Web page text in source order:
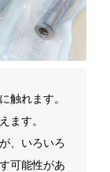
触れます。
ます。
、いろいろ
可能性があ